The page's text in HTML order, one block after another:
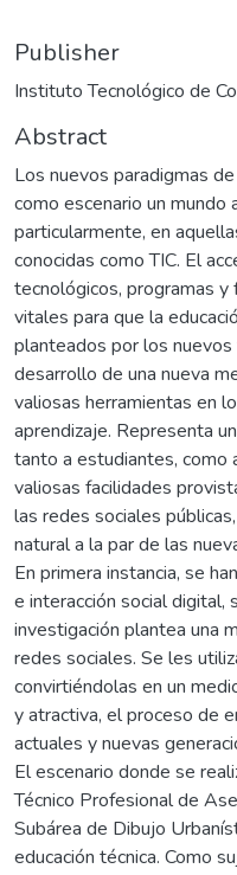
Publisher
Instituto Tecnológico de
Abstract
Los nuevos paradigmas
como escenario un mundo
particularmente, en
conocidas como TIC. El
tecnológicos, programas
vitales para que la
planteados por los
desarrollo de una nueva
valiosas herramientas en
aprendizaje. Representa
tanto a estudiantes, como
valiosas facilidades
las redes sociales
natural a la par de las
En primera instancia, se
e interacción social digital,
investigación plantea una
redes sociales. Se les
convirtiéndolas en un
y atractiva, el proceso de
actuales y nuevas
El escenario donde se
Técnico Profesional de
Subárea de Dibujo
educación técnica. Como